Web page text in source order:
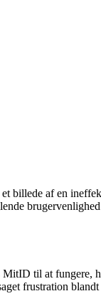
billede af en
MitID til at fungere,
frustration blandt